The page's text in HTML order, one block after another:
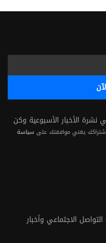
نشرة الأخبار الأسبوعية وكن
يعني موافقتك على سياسة
الاجتماعي وأخبار